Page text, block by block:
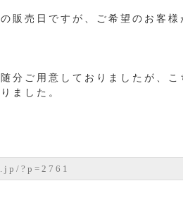
販売日ですが、ご希望のお客様
分ご用意しておりましたが、こ
ました。